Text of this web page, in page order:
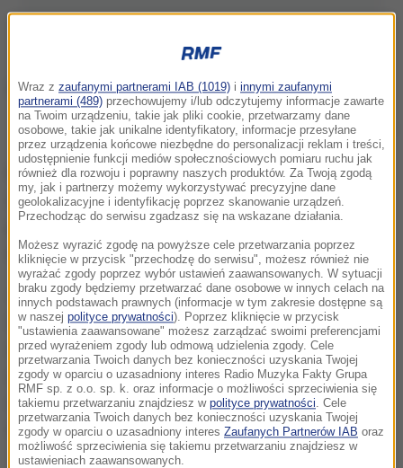
Zdj. ilustracyjne
Podczas napaści mężczyzna krzyczał "Allah akbar!"
(arab. "Bóg jest wielki"). Tuż po ataku zatrzymali go
przechodnie. Nie stawiał oporu. Zaatakowanemu 60-
letniemu mężczyźnie nic nie zagraża.
40-letni napastnik dokonał już podobnego ataku na
Żyda w Strasburgu w 2010 roku. Zostały mu
wówczas postawione zarzuty próby zabójstwa, ale
sąd uznał, że nie może on odpowiadać za swoje
czyny ze względu na niepoczytalność. W śledztwie
twierdził m.in., że jest ofiarą żydowskiego spisku.
Wraz z zaufanymi partnerami IAB (1019) i innymi zaufanymi
partnerami (489) przechowujemy i/lub odczytujemy informacje zawarte
na Twoim urządzeniu, takie jak pliki cookie, przetwarzamy dane
osobowe, takie jak unikalne identyfikatory, informacje przesyłane
przez urządzenia końcowe niezbędne do personalizacji reklam i treści,
udostępnienie funkcji mediów społecznościowych pomiaru ruchu jak
również dla rozwoju i poprawny naszych produktów. Za Twoją zgodą
my, jak i partnerzy możemy wykorzystywać precyzyjne dane
geolokalizacyjne i identyfikację poprzez skanowanie urządzeń.
Przechodząc do serwisu zgadzasz się na wskazane działania.
Możesz wyrazić zgodę na powyższe cele przetwarzania poprzez
kliknięcie w przycisk "przechodzę do serwisu", możesz również nie
wyrażać zgody poprzez wybór ustawień zaawansowanych. W sytuacji
braku zgody będziemy przetwarzać dane osobowe w innych celach na
innych podstawach prawnych (informacje w tym zakresie dostępne są
w naszej polityce prywatności). Poprzez kliknięcie w przycisk
"ustawienia zaawansowane" możesz zarządzać swoimi preferencjami
przed wyrażeniem zgody lub odmową udzielenia zgody. Cele
przetwarzania Twoich danych bez konieczności uzyskania Twojej
zgody w oparciu o uzasadniony interes Radio Muzyka Fakty Grupa
RMF sp. z o.o. sp. k. oraz informacje o możliwości sprzeciwienia się
takiemu przetwarzaniu znajdziesz w polityce prywatności. Cele
przetwarzania Twoich danych bez konieczności uzyskania Twojej
zgody w oparciu o uzasadniony interes Zaufanych Partnerów IAB oraz
możliwość sprzeciwienia się takiemu przetwarzaniu znajdziesz w
ustawieniach zaawansowanych.